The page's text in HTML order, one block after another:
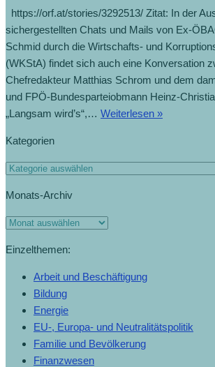
https://orf.at/stories/3292513/ Zitat: In der
sichergestellten Chats und Mails von Ex-
Schmid durch die Wirtschafts- und
(WKStA) findet sich auch eine Konversation
Chefredakteur Matthias Schrom und dem
und FPÖ-Bundesparteiobmann Heinz-
„Langsam wird’s“,… Weiterlesen »
Kategorien
Monats-Archiv
Einzelthemen:
Arbeit und Beschäftigung
Bildung
Energie
EU-, Europa- und Neutralitätspolitik
Familie und Bevölkerung
Finanzwesen